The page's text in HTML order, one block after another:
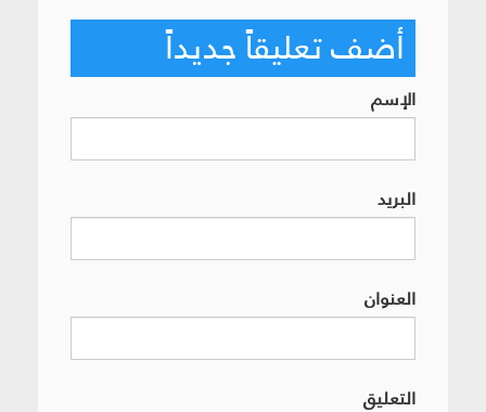
أضف تعليقاً جديداً
الإسم
البريد
العنوان
التعليق